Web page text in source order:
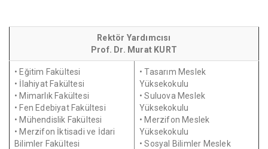
Rektör Yardımcısı
Prof. Dr. Murat KURT
• Eğitim Fakültesi
• İlahiyat Fakültesi
• Mimarlık Fakültesi
• Fen Edebiyat Fakültesi
• Mühendislik Fakültesi
• Merzifon İktisadi ve İdari
Bilimler Fakültesi
• Tasarım Meslek
Yüksekokulu
• Suluova Meslek
Yüksekokulu
• Merzifon Meslek
Yüksekokulu
• Sosyal Bilimler Meslek